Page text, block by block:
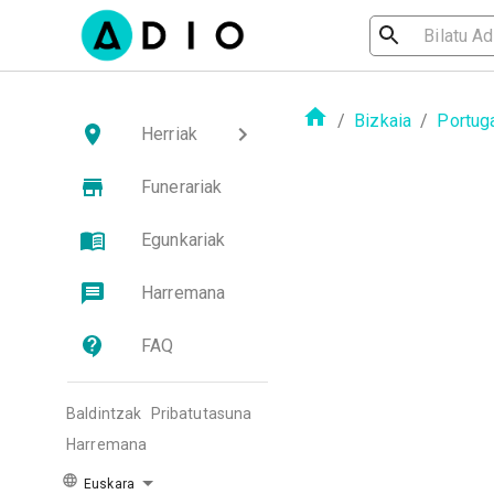
Herriak
Funerariak
Egunkariak
Harremana
FAQ
Baldintzak
Pribatutasuna
Harremana
Euskara
/ Bizkaia /